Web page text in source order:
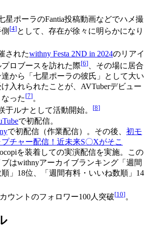
星ポーラのFantia投稿動画などでハメ撮
[4]として、存在が徐々に明らかになり
されたwithny Festa 2ND in 2024のリアイ
ロブースを訪れた際[6] 、その場に居合
から「七星ポーラの彼氏」として大い
入れられたことが、AVTuberデビュー
った[7]。
ルナとして活動開始。
[8]
で初配信。
で初配信（作業配信）。その後、 初モ
チャー配信！近未来S〇Xがそこ
を装着しての実演配信を実施。この
はwithnyアーカイブランキング「週間
」18位、「週間有料・いいね数順」14
ウントのフォロワー100人突破[10]。